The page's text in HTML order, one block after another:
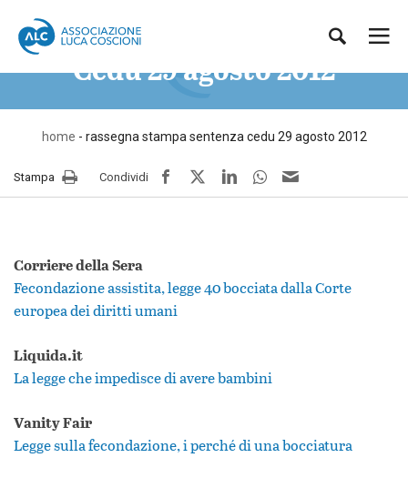
contenuto
Associazione
Luca
Coscioni
per
scientifica
APS
Rassegna stampa sentenza
Cedu 29 agosto 2012
home - rassegna stampa sentenza cedu 29 agosto 2012
Stampa Condividi facebooktwitterLinkedInwhatsapp
mail
Corriere della Sera
Fecondazione assistita, legge 40 bocciata dalla Corte
europea dei diritti umani
Liquida.it
La legge che impedisce di avere bambini
Vanity Fair
Legge sulla fecondazione, i perché di una bocciatura